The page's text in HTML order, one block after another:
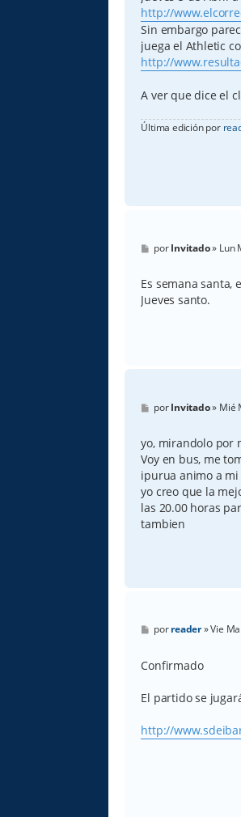
e
http://
Sin embargo
juega el Athletic
http://
A ver que dice el
Última edición por
M
e
s
a
j
porInvitado» Lun
Es semana santa,
Jueves santo.
M
e
s
a
j
e
porInvitado» Mié
yo, mirandolo por
Voy en bus, me
ipurua animo a
yo creo que la
las 20.00 horas
tambien
M
e
s
a
e
porreader»Vie
Confirmado
El partido se
http://